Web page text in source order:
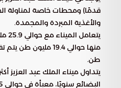
قدمًا) ومحطات خاصة لمناولة
والأغذية المبردة والمجمدة.
طن.